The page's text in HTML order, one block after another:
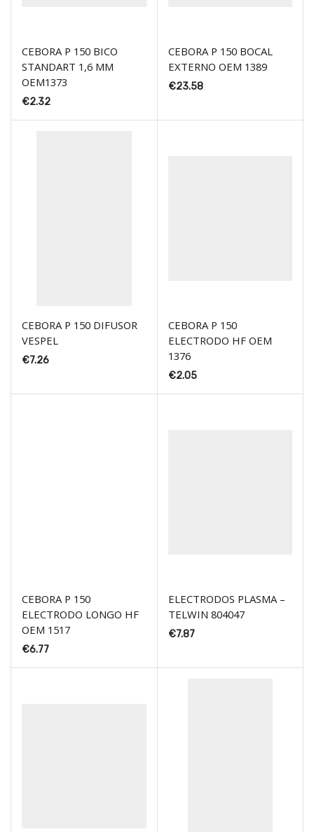
CEBORA P 150 BICO
STANDART 1,6 MM
OEM1373
€2.32
CEBORA P 150 BOCAL
EXTERNO OEM 1389
€23.58
CEBORA P 150 DIFUSOR
VESPEL
€7.26
CEBORA P 150
ELECTRODO HF OEM
1376
€2.05
CEBORA P 150
ELECTRODO LONGO HF
OEM 1517
€6.77
ELECTRODOS PLASMA –
TELWIN 804047
€7.87